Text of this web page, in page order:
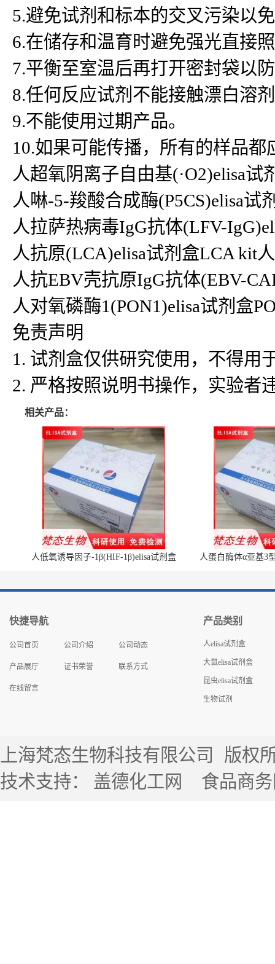
5.避免试剂和标本的交叉污染以
6.在储存和温育时避免强光直接
7.平衡至室温后再打开密封袋以
8.任何反应试剂不能接触漂白溶
9.不能使用过期产品。
10.如果可能传播，所有的样品
人超氧阴离子自由基(·O2)elisa
人啉-5-羧酸合成酶(P5CS)elisa
人拉萨热病毒IgG抗体(LFV-
人抗原(LCA)elisa试剂盒LCA kit
人抗EBV壳抗原IgG抗体(EBV-
人对氧磷酶1(PON1)elisa试剂盒
免责声明
1. 试剂盒仅供研究使用，不得用
2. 严格按照说明书操作，实验者
相关产品：
人低氧诱导因子-1β(HIF-1β)elisa试剂盒 人蛋白酶体α亚基3
快捷导航
公司首页 公司介绍 公司动态
产品展厅 证书荣誉 联系方式
在线留言
产品类别
人elisa试剂盒
大鼠elisa试剂盒
昆虫elisa试剂盒
生物试剂
上海梵态生物科技有限公司
版权
技术支持： 盖德化工网 食品商